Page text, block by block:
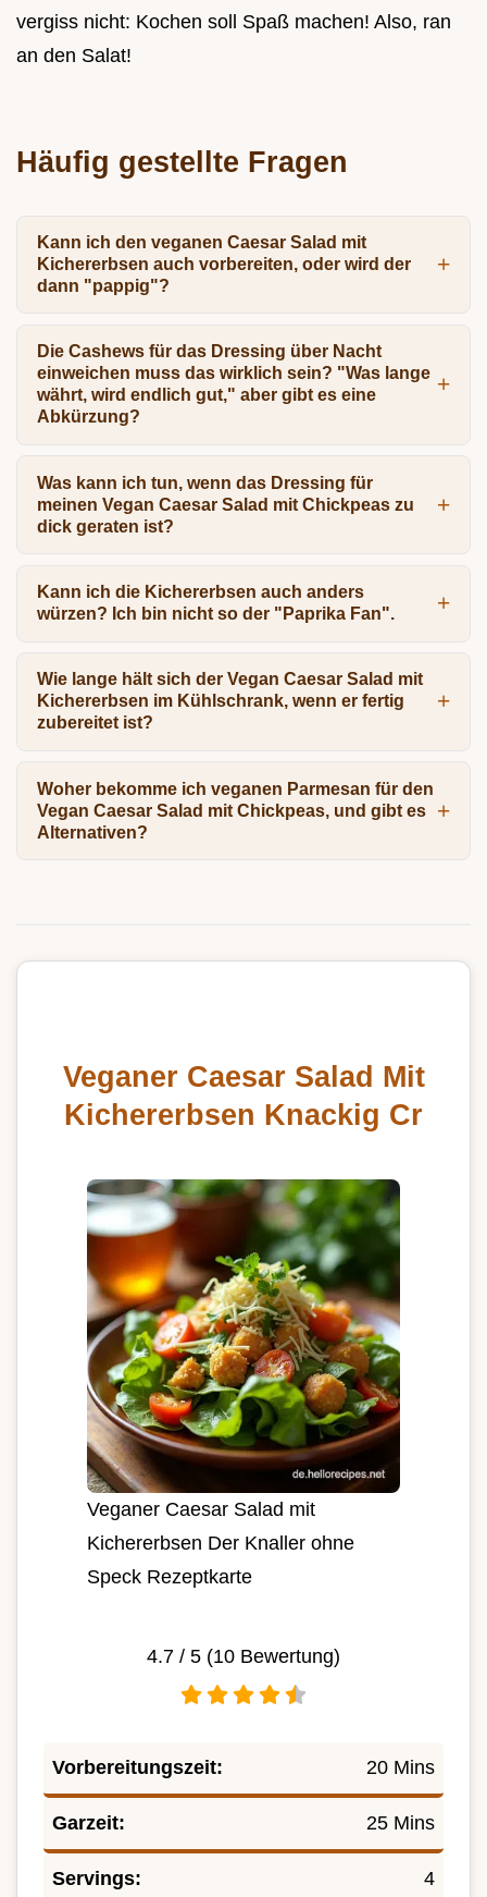
vergiss nicht: Kochen soll Spaß machen! Also, ran
an den Salat!
Häufig gestellte Fragen
Kann ich den veganen Caesar Salad mit
Kichererbsen auch vorbereiten, oder wird der
dann "pappig"?
Die Cashews für das Dressing über Nacht
einweichen muss das wirklich sein? "Was lange
währt, wird endlich gut," aber gibt es eine
Abkürzung?
Was kann ich tun, wenn das Dressing für
meinen Vegan Caesar Salad mit Chickpeas zu
dick geraten ist?
Kann ich die Kichererbsen auch anders
würzen? Ich bin nicht so der "Paprika Fan".
Wie lange hält sich der Vegan Caesar Salad mit
Kichererbsen im Kühlschrank, wenn er fertig
zubereitet ist?
Woher bekomme ich veganen Parmesan für den
Vegan Caesar Salad mit Chickpeas, und gibt es
Alternativen?
Veganer Caesar Salad Mit
Kichererbsen Knackig Cr
Veganer Caesar Salad mit
Kichererbsen Der Knaller ohne
Speck Rezeptkarte
4.7 / 5 (10 Bewertung)
Vorbereitungszeit: 20 Mins
Garzeit: 25 Mins
Servings: 4